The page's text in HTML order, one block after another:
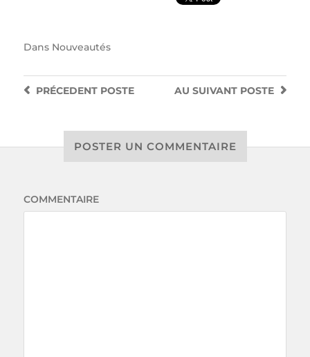
Dans Nouveautés
AU SUIVANT POSTE
PRÉCEDENTPOSTE
POSTER UN COMMENTAIRE
COMMENTAIRE